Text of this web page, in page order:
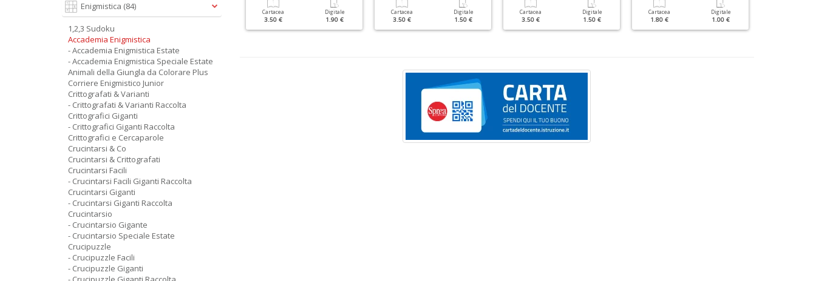
Digitale
2.90 €
Cartacea
5.90 € 2.50 €
Cartacea
3.50 €
Digitale
1.90 €
Cartacea
3.50 €
Digitale
1.50 €
Cartacea
3.50 €
Digitale
1.50 €
Cartacea
1.80 €
Digitale
1.00 €
Enigmistica (84)
1,2,3 Sudoku
Accademia Enigmistica
- Accademia Enigmistica Estate
- Accademia Enigmistica Speciale Estate
Animali della Giungla da Colorare Plus
Corriere Enigmistico Junior
Crittografati & Varianti
- Crittografati & Varianti Raccolta
Crittografici Giganti
- Crittografici Giganti Raccolta
Crittografici e Cercaparole
Crucintarsi & Co
Crucintarsi & Crittografati
Crucintarsi Facili
- Crucintarsi Facili Giganti Raccolta
Crucintarsi Giganti
- Crucintarsi Giganti Raccolta
Crucintarsio
- Crucintarsio Gigante
- Crucintarsio Speciale Estate
Crucipuzzle
- Crucipuzzle Facili
- Crucipuzzle Giganti